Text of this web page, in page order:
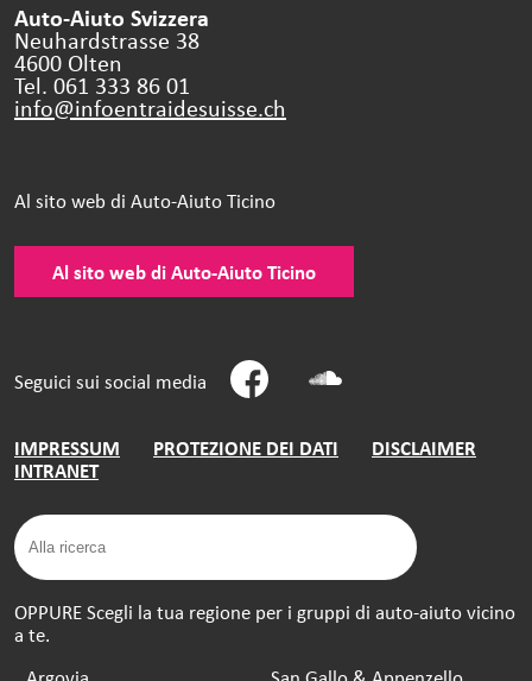
Auto-Aiuto Svizzera
Neuhardstrasse 38
4600 Olten
Tel. 061 333 86 01
info@infoentraidesuisse.ch
Al sito web di Auto-Aiuto Ticino
Al sito web di Auto-Aiuto Ticino
Seguici sui social media
IMPRESSUM PROTEZIONE DEI DATI
DISCLAIMER
INTRANET
OPPURE Scegli la tua regione per i gruppi di auto-aiuto vicino
a te.